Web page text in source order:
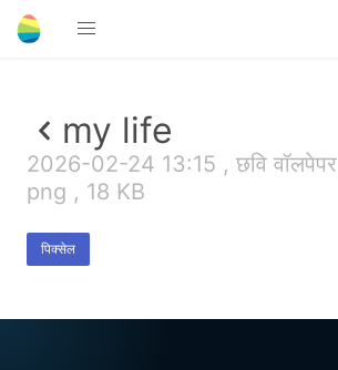
my life
2026-02-24 13:15 , छवि वॉलपेपर
png , 18 KB
पिक्सेल